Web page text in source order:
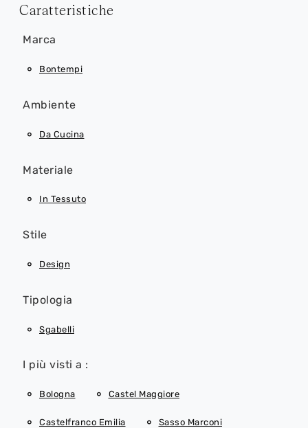
Caratteristiche
Marca
Bontempi
Ambiente
Da Cucina
Materiale
In Tessuto
Stile
Design
Tipologia
Sgabelli
I più visti a :
Bologna Castel Maggiore
Castelfranco Emilia Sasso Marconi